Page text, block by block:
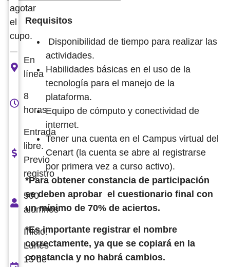
Requisitos
Disponibilidad de tiempo para realizar las
actividades.
Habilidades básicas en el uso de la
tecnología para el manejo de la
plataforma.
Equipo de cómputo y conectividad de
internet.
Tener una cuenta en el Campus virtual del
Cenart (la cuenta se abre al registrarse
por primera vez a curso activo).
*Para obtener constancia de participación
se deben aprobar el cuestionario final con
un mínimo de 70% de aciertos.
*Es importante registrar el nombre
correctamente, ya que se copiará en la
constancia y no habrá cambios.
agotar
el
cupo.
En
línea
8
horas
Entrada
libre.
Previo
registro
500
alumnos
Inicio:
Lunes
15 de